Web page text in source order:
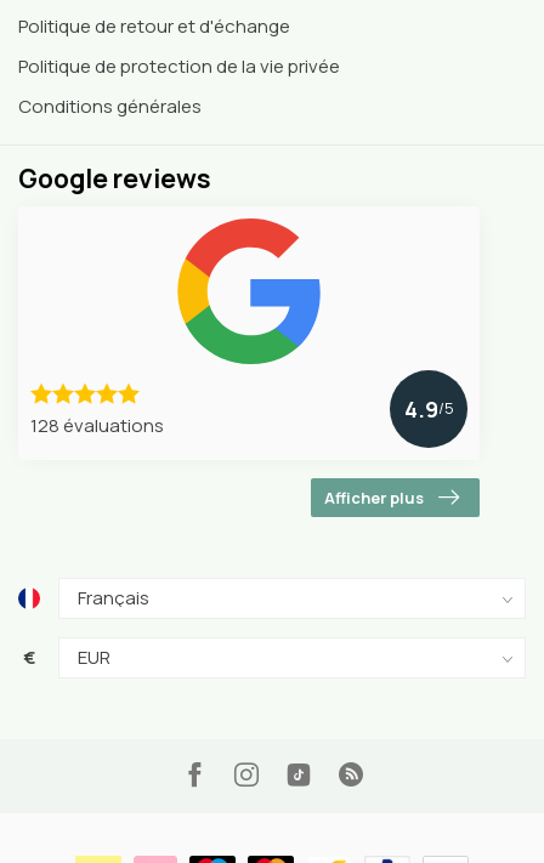
Politique de retour et d'échange
Politique de protection de la vie privée
Conditions générales
Google reviews
128 évaluations
4.9/5
Afficher plus
€